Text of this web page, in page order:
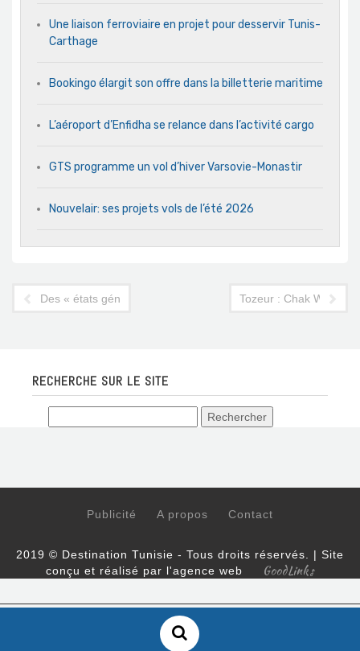
Une liaison ferroviaire en projet pour desservir Tunis-
Carthage
Bookingo élargit son offre dans la billetterie maritime
L’aéroport d’Enfidha se relance dans l’activité cargo
GTS programme un vol d’hiver Varsovie-Monastir
Nouvelair: ses projets vols de l’été 2026
Des « états généraux du tourisme » en septembre
Tozeur : Chak Wak
RECHERCHE SUR LE SITE
Publicité A propos Contact
2019 © Destination Tunisie - Tous droits réservés. | Site
conçu et réalisé par l'agence web
GoodLinks